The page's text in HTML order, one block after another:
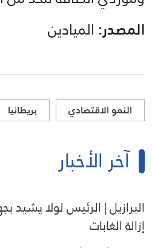
المصدر: الميادين
النمو الاقتصادي بريطانيا
آخر الأخبار
البرازيل | الرئيس لولا يشيد
إزالة الغابات